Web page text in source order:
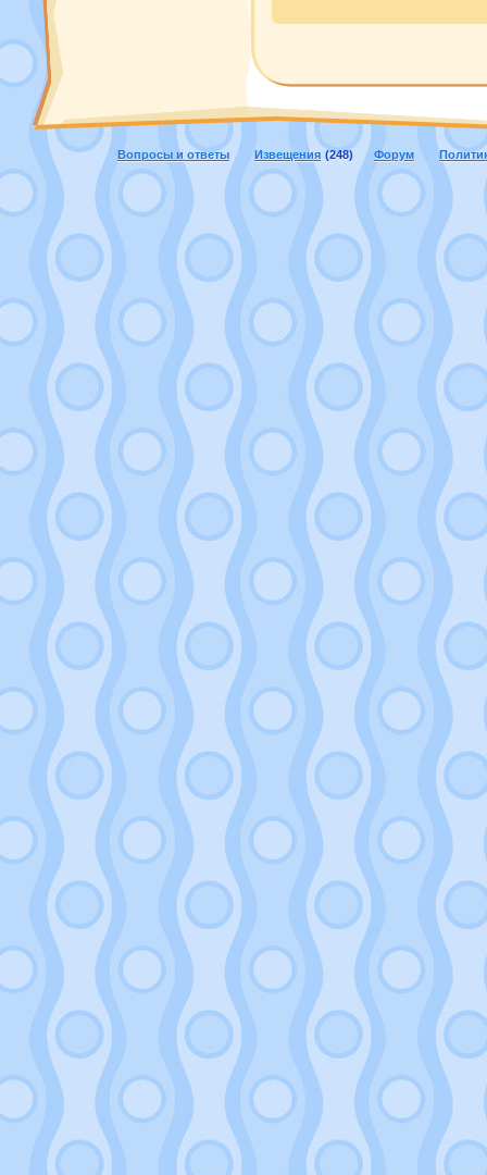
Вопросы и ответы Извещения (248) Форум